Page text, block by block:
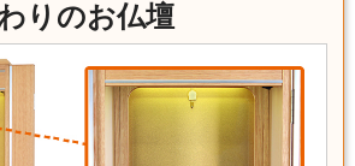
りのお仏壇